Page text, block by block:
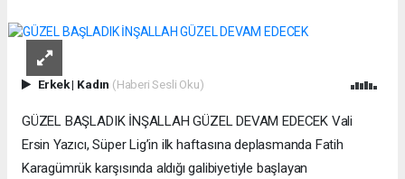
Erkek| Kadın (Haberi Sesli Oku)
GÜZEL BAŞLADIK İNŞALLAH GÜZEL DEVAM EDECEK Vali
Ersin Yazıcı, Süper Lig’in ilk haftasına deplasmanda Fatih
Karagümrük karşısında aldığı galibiyetiyle başlayan